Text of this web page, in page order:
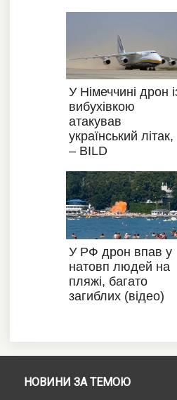
НОВИНИ ЗА ТЕМОЮ